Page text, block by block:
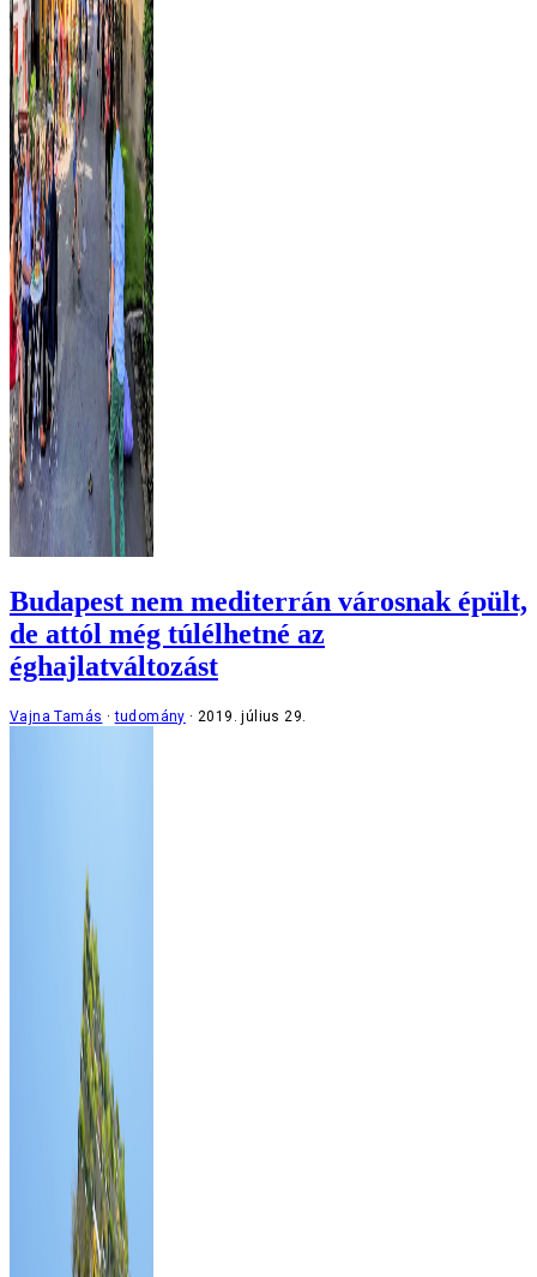
Budapest nem mediterrán városnak épült,
de attól még túlélhetné az
éghajlatváltozást
Vajna Tamás tudomány 2019. július 29.